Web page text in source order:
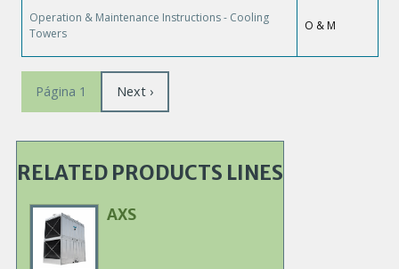
Operation & Maintenance Instructions - Cooling
Towers
O & M
Paginación
Página 1 Siguiente
Next ›
RELATED PRODUCTS LINES
Primary
Product
Image
AXS